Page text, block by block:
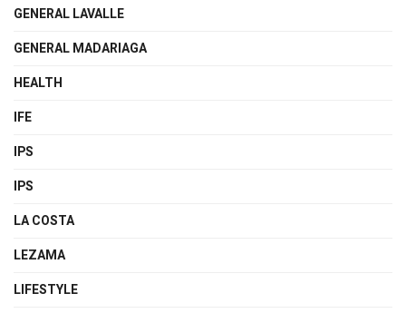
GENERAL LAVALLE
GENERAL MADARIAGA
HEALTH
IFE
IPS
IPS
LA COSTA
LEZAMA
LIFESTYLE